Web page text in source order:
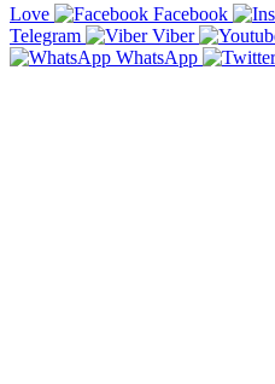
Love
Facebook
Telegram
Viber
WhatsApp